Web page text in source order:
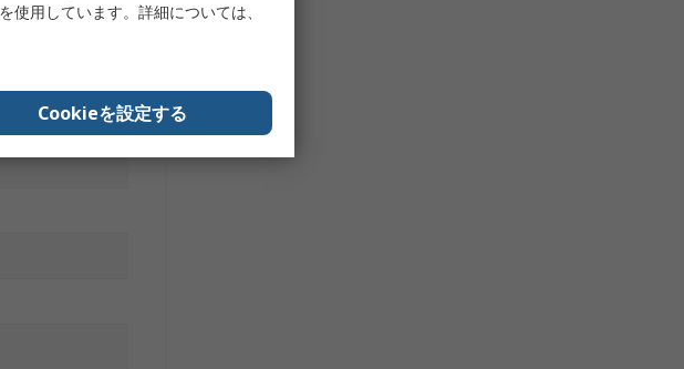
用しています。詳細については、
Cookieを設定する